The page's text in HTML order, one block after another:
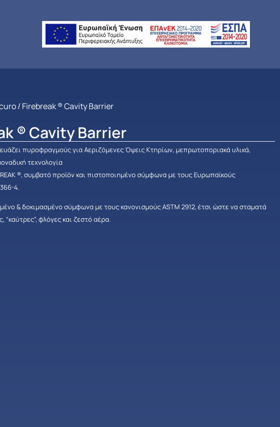
/ Firebreak ® Cavity Barrier
® Cavity Barrier
πυροφραγμούς για Αεριζόμενες Όψεις Κτηρίων, μεπρωτοποριακά υλικά,
τεχνολογία
®, συμβατό προϊόν και πιστοποιημένο σύμφωνα με τους Ευρωπαϊκούς
4.
& δοκιμασμένο σύμφωνα με τους κανονισμούς ASTM 2912, έτσι ώστε να σταματά
“καύτρες”, φλόγες και ζεστό αέρα.